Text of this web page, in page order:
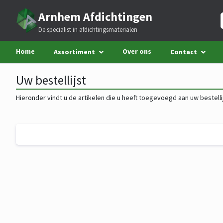
Arnhem Afdichtingen
De specialist in afdichtingsmaterialen
Home Assortiment Over ons Contact
Uw bestellijst
Hieronder vindt u de artikelen die u heeft toegevoegd aan uw